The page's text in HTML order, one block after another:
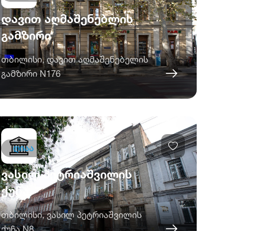
დავით აღმაშენებლის
გამზირი
თბილისი, დავით აღმაშენებელის
გამზირი N176
ღიაა
ვასილ პეტრიაშვილის
ქუჩა
თბილისი, ვასილ პეტრიაშვილის